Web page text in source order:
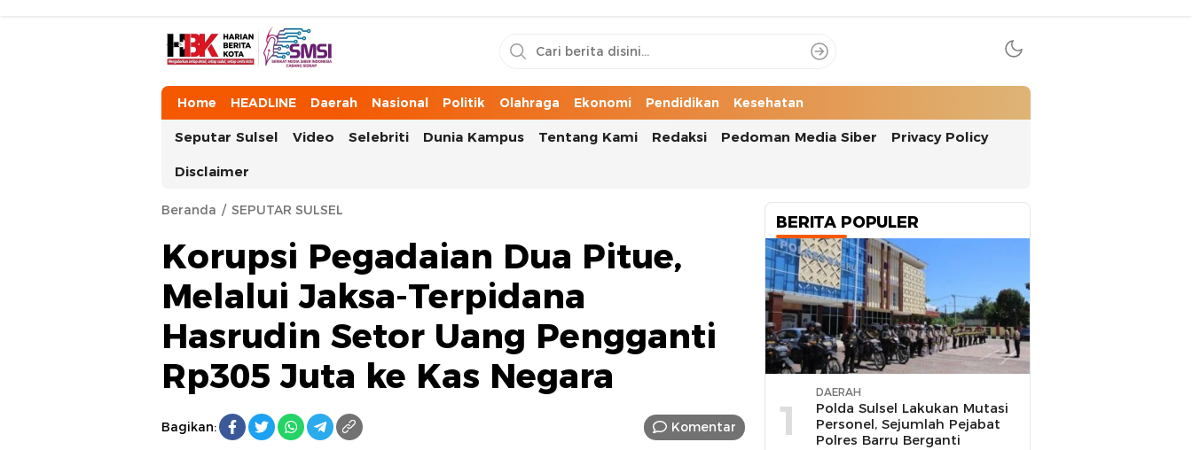
HarianBeritaKota
Mengabarkan Setiap Detil, Sudut, dan Cerita Kota
Home HEADLINE Daerah Nasional Politik Olahraga Ekonomi Pendidikan Kesehatan
Seputar Sulsel Video Selebriti Dunia Kampus Tentang Kami Redaksi Pedoman Media Siber Privacy Policy
Disclaimer
Beranda SEPUTAR SULSEL
Korupsi Pegadaian Dua Pitue,
Melalui Jaksa-Terpidana
Hasrudin Setor Uang Pengganti
Rp305 Juta ke Kas Negara
Bagikan: Komentar
BERITA POPULER
1
DAERAH
Polda Sulsel Lakukan Mutasi
Personel, Sejumlah Pejabat
Polres Barru Berganti